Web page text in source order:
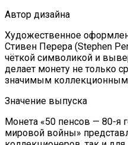
Автор дизайна
Художественное
Стивен Перера (Stephen
чёткой символикой и
делает монету не только
значимым коллекционным
Значение выпуска
Монета «50 пенсов — 80-я
мировой войны»